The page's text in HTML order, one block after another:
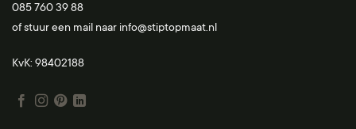
085 760 39 88
of stuur een mail naar info@stiptopmaat.nl
KvK: 98402188